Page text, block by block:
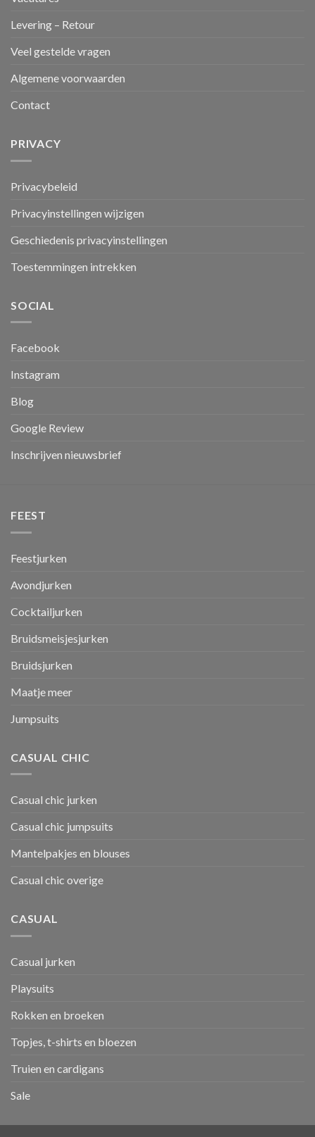
Levering – Retour
Veel gestelde vragen
Algemene voorwaarden
Contact
PRIVACY
Privacybeleid
Privacyinstellingen wijzigen
Geschiedenis privacyinstellingen
Toestemmingen intrekken
SOCIAL
Facebook
Instagram
Blog
Google Review
Inschrijven nieuwsbrief
FEEST
Feestjurken
Avondjurken
Cocktailjurken
Bruidsmeisjesjurken
Bruidsjurken
Maatje meer
Jumpsuits
CASUAL CHIC
Casual chic jurken
Casual chic jumpsuits
Mantelpakjes en blouses
Casual chic overige
CASUAL
Casual jurken
Playsuits
Rokken en broeken
Topjes, t-shirts en bloezen
Truien en cardigans
Sale